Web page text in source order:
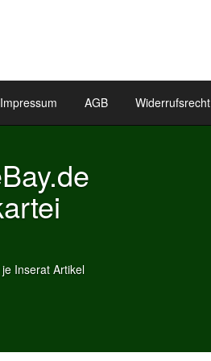
Impressum AGB Widerrufsrecht